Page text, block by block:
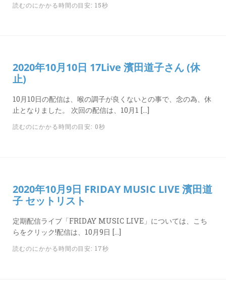
読むのにかかる時間の目安: 15秒
2020年10月10日 17Live 濱田道子さん (休
止)
10月10日の配信は、喉の調子が良くないとの事で、念の為、休
止となりました。 次回の配信は、10月1 […]
読むのにかかる時間の目安: 0秒
2020年10月9日 FRIDAY MUSIC LIVE 濱田道
子 セットリスト
定期配信ライブ「FRIDAY MUSIC LIVE」については、こち
らをクリック!配信は、10月9日 […]
読むのにかかる時間の目安: 17秒